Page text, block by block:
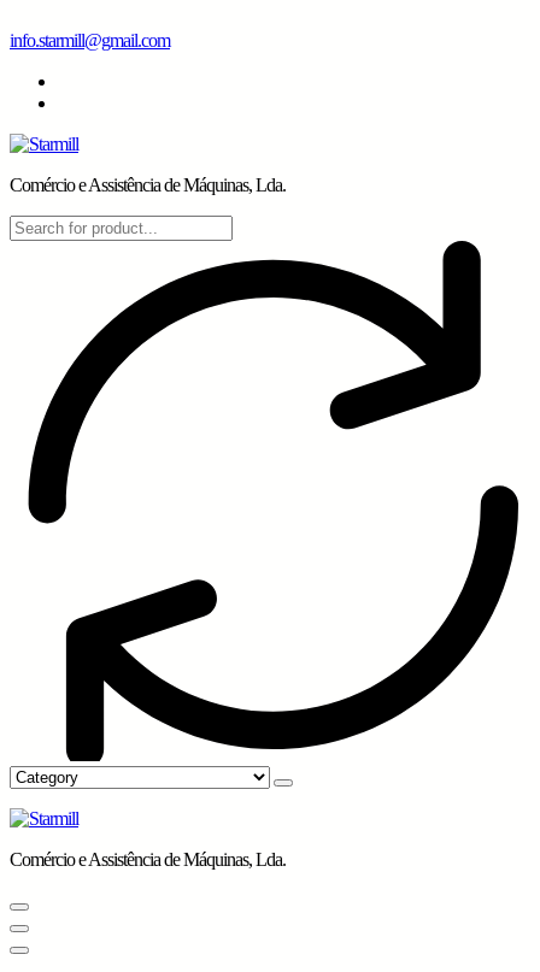
Skip
content
info.starmill@gmail.com
Comércio e Assistência de Máquinas, Lda.
Comércio e Assistência de Máquinas, Lda.